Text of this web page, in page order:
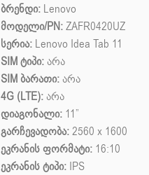
ბრენდი: Lenovo
მოდელი/PN:ZAFR0420UZ
სერია: Lenovo Idea Tab 11
SIM ტიპი:არა
SIM ბარათი:არა
4G (LTE):არა
დიაგონალი: 11”
გარჩევადობა:2560 x 1600
ეკრანის ფორმატი: 16:10
ეკრანის ტიპი: IPS